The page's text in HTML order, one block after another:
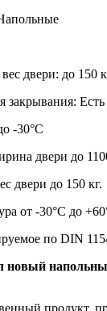
двери: до 150
закрывания: Есть
-30°С
двери до
двери до 150 кг.
от -30°С до
по DIN
новый